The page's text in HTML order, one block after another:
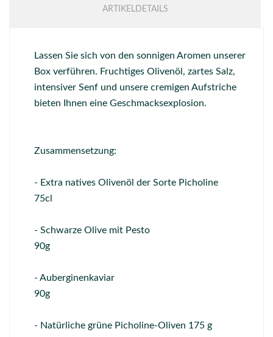
ARTIKELDETAILS
Lassen Sie sich von den sonnigen Aromen unserer
Box verführen. Fruchtiges Olivenöl, zartes Salz,
intensiver Senf und unsere cremigen Aufstriche
bieten Ihnen eine Geschmacksexplosion.
Zusammensetzung:
- Extra natives Olivenöl der Sorte Picholine
75cl
- Schwarze Olive mit Pesto
90g
- Auberginenkaviar
90g
- Natürliche grüne Picholine-Oliven 175 g